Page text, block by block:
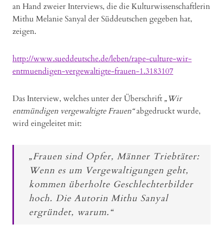
an Hand zweier Interviews, die die Kulturwissenschaftlerin
Mithu Melanie Sanyal der Süddeutschen gegeben hat,
zeigen.
http://www.sueddeutsche.de/leben/rape-culture-wir-
entmuendigen-vergewaltigte-frauen-1.3183107
Das Interview, welches unter der Überschrift„Wir
entmündigen vergewaltigte Frauen“abgedruckt wurde,
wird eingeleitet mit:
„Frauen sind Opfer, Männer Triebtäter:
Wenn es um Vergewaltigungen geht,
kommen überholte Geschlechterbilder
hoch. Die Autorin Mithu Sanyal
ergründet, warum.“